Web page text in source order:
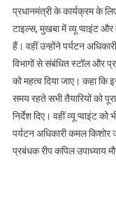
प्रधानमंत्री के कार्यक्रम के
टाइल्स, मुखबा में व्यू प्वाइंट
हैं। वहीं उन्होंने पर्यटन
विभागों से संबंधित स्टॉल और
को महत्व दिया जाए। कहा कि
समय रहते सभी तैयारियों को
निर्देश दिए। वहीं व्यू प्वाइंट
पर्यटन अधिकारी कमल किशोर
प्रबंधक रीप कपिल उपाध्याय